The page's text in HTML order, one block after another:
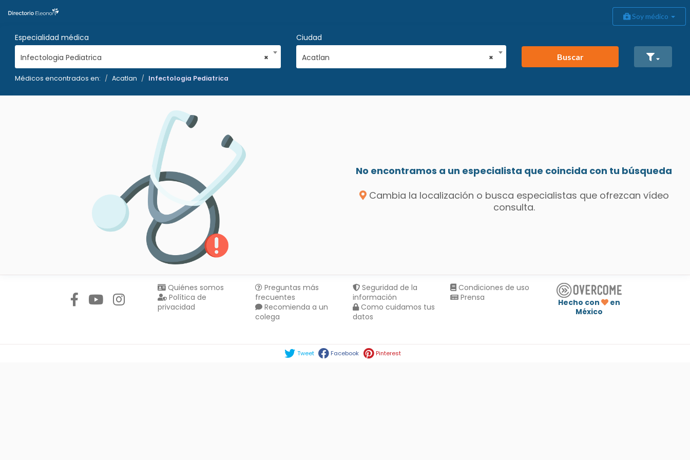
Soy médico
Especialidad médica
×
Infectologia Pediatrica
Ciudad
×
Acatlan Buscar
Médicos encontrados en: Acatlan Infectologia Pediatrica
No encontramos a un especialista que coincida con tu búsqueda
Cambia la localización o busca especialistas que ofrezcan vídeo
consulta.
Quiénes somos
Política de
privacidad
Preguntas más
frecuentes
Recomienda a un
colega
Seguridad de la
información
Como cuidamos tus
datos
Condiciones de uso
Prensa
Hecho con
en
México
Tweet Facebook Pinterest